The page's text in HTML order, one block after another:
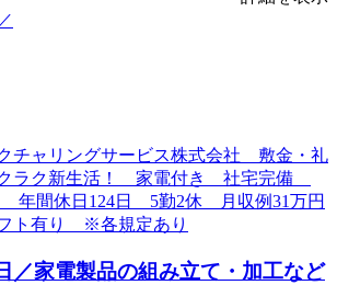
／家電製品の組み立て・加工など